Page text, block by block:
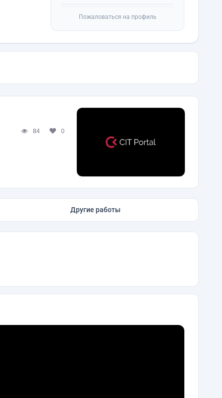
Пожаловаться на профиль
84 0
Другие работы